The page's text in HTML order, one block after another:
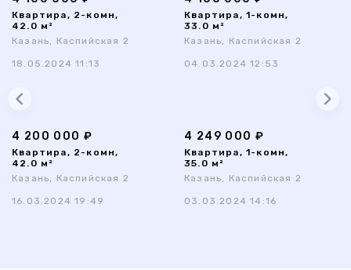
Квартира, 2-комн,
42.0 м²
Казань, Каспийская 2
18.05.2024 11:13
Квартира, 1-комн,
33.0 м²
Казань, Каспийская 2
04.03.2024 12:53
4 200 000 ₽
Квартира, 2-комн,
42.0 м²
Казань, Каспийская 2
16.03.2024 19:49
4 249 000 ₽
Квартира, 1-комн,
35.0 м²
Казань, Каспийская 2
03.03.2024 14:16